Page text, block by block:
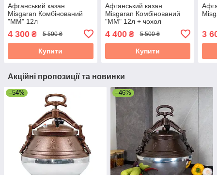
Афганський казан
Misgaran Комбінований
"ММ" 12л
4 300 ₴ 5 500 ₴
Купити
Афганський казан
Misgaran Комбінований
"ММ" 12л + чохол
4 400₴ 5 500 ₴
Купити
3
Акційні пропозиції та новинки
–54% –46%